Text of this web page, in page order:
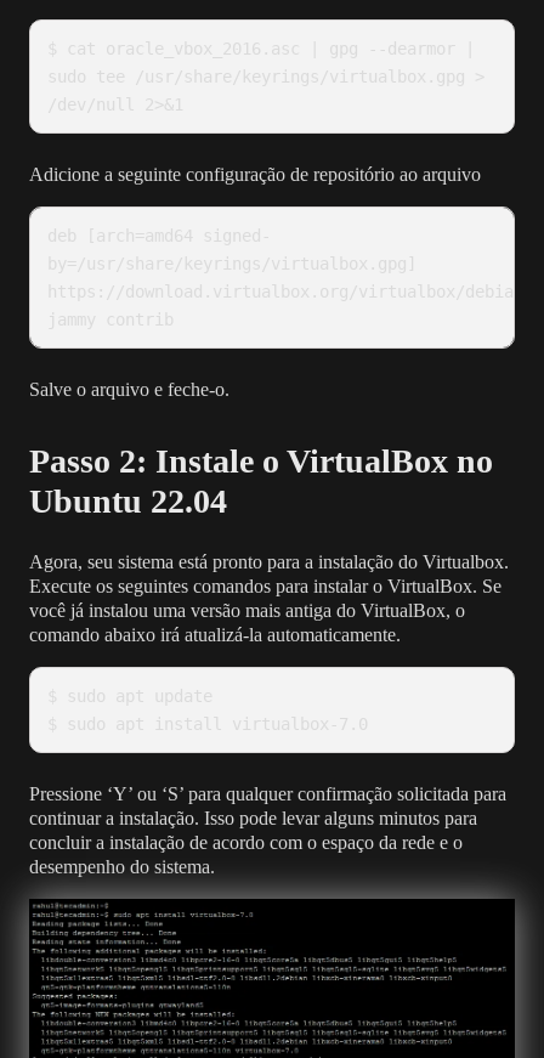
$ cat oracle_vbox_2016.asc | gpg --dearmor |
sudo tee /usr/share/keyrings/virtualbox.gpg >
/dev/null 2>&1
Adicione a seguinte configuração de repositório ao arquivo
deb [arch=amd64 signed-
by=/usr/share/keyrings/virtualbox.gpg]
https://download.virtualbox.org/virtualbox/debian
jammy contrib
Salve o arquivo e feche-o.
Passo 2: Instale o VirtualBox no
Ubuntu 22.04
Agora, seu sistema está pronto para a instalação do Virtualbox.
Execute os seguintes comandos para instalar o VirtualBox. Se
você já instalou uma versão mais antiga do VirtualBox, o
comando abaixo irá atualizá-la automaticamente.
$ sudo apt update
Pressione ‘Y’ ou ‘S’ para qualquer confirmação solicitada para
continuar a instalação. Isso pode levar alguns minutos para
concluir a instalação de acordo com o espaço da rede e o
desempenho do sistema.